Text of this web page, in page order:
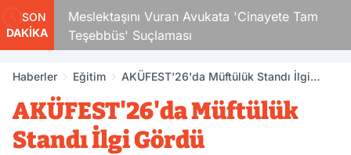
SON
DAKİKA
Meslektaşını Vuran Avukata 'Cinayete Tam
Teşebbüs' Suçlaması
Haberler Eğitim
AKÜFEST'26'da Müftülük Standı İlgi
AKÜFEST'26'da Müftülük
Standı İlgi Gördü